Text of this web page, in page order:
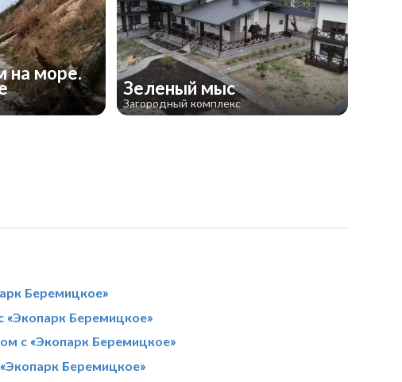
на море.
Зеленый мыс
Загородный комплекс
Беремицкое»
«Экопарк Беремицкое»
с «Экопарк Беремицкое»
Беремицкое»